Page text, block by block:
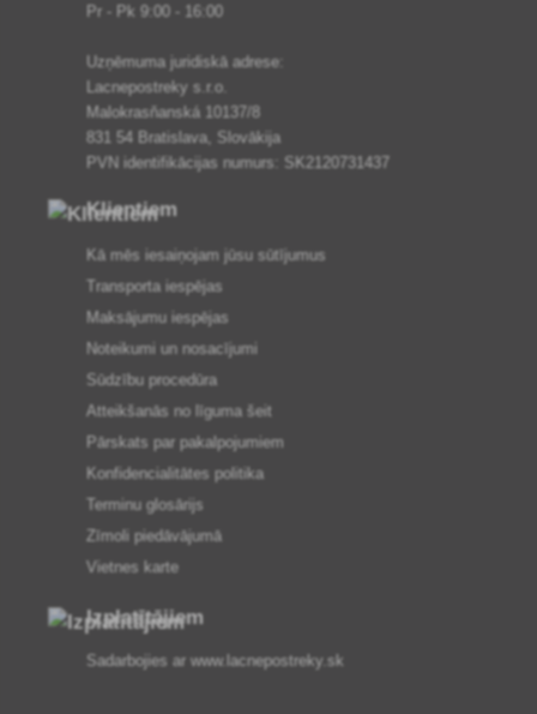
Pr - Pk 9:00 - 16:00
Uzņēmuma juridiskā adrese:
Lacnepostreky s.r.o.
Malokrasňanská 10137/8
831 54 Bratislava, Slovākija
PVN identifikācijas numurs: SK2120731437
Klientiem
Kā mēs iesaiņojam jūsu sūtījumus
Transporta iespējas
Maksājumu iespējas
Noteikumi un nosacījumi
Sūdzību procedūra
Atteikšanās no līguma šeit
Pārskats par pakalpojumiem
Konfidencialitātes politika
Terminu glosārijs
Zīmoli piedāvājumā
Vietnes karte
Izplatītājiem
Sadarbojies ar www.lacnepostreky.sk